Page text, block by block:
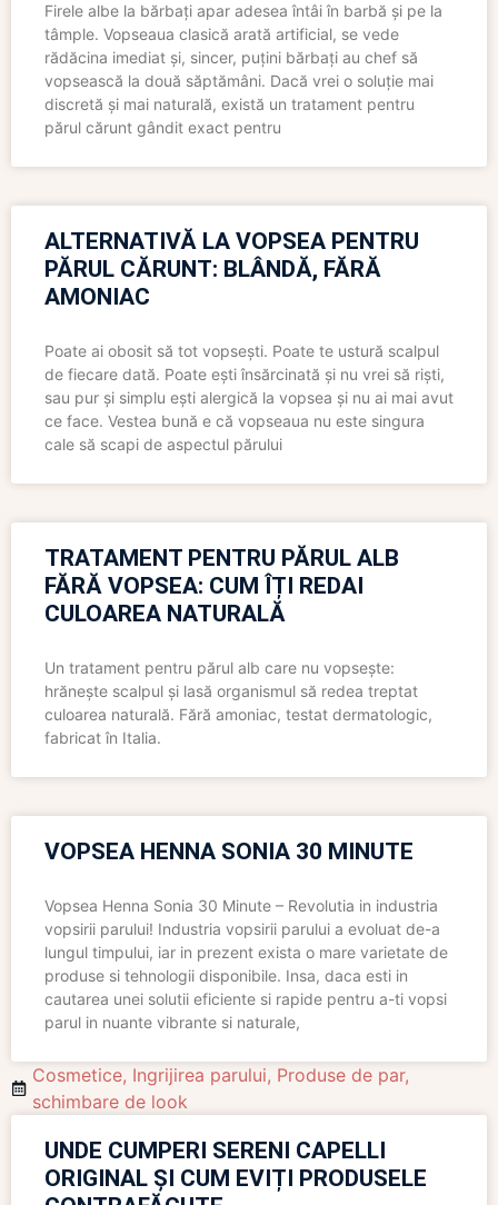
Firele albe la bărbați apar adesea întâi în barbă și pe la
tâmple. Vopseaua clasică arată artificial, se vede
rădăcina imediat și, sincer, puțini bărbați au chef să
vopsească la două săptămâni. Dacă vrei o soluție mai
discretă și mai naturală, există un tratament pentru
părul cărunt gândit exact pentru
ALTERNATIVĂ LA VOPSEA PENTRU
PĂRUL CĂRUNT: BLÂNDĂ, FĂRĂ
AMONIAC
Poate ai obosit să tot vopsești. Poate te ustură scalpul
de fiecare dată. Poate ești însărcinată și nu vrei să riști,
sau pur și simplu ești alergică la vopsea și nu ai mai avut
ce face. Vestea bună e că vopseaua nu este singura
cale să scapi de aspectul părului
TRATAMENT PENTRU PĂRUL ALB
FĂRĂ VOPSEA: CUM ÎȚI REDAI
CULOAREA NATURALĂ
Un tratament pentru părul alb care nu vopsește:
hrănește scalpul și lasă organismul să redea treptat
culoarea naturală. Fără amoniac, testat dermatologic,
fabricat în Italia.
VOPSEA HENNA SONIA 30 MINUTE
Vopsea Henna Sonia 30 Minute – Revolutia in industria
vopsirii parului! Industria vopsirii parului a evoluat de-a
lungul timpului, iar in prezent exista o mare varietate de
produse si tehnologii disponibile. Insa, daca esti in
cautarea unei solutii eficiente si rapide pentru a-ti vopsi
parul in nuante vibrante si naturale,
Cosmetice, Ingrijirea parului, Produse de par,
schimbare de look
UNDE CUMPERI SERENI CAPELLI
ORIGINAL ȘI CUM EVIȚI PRODUSELE